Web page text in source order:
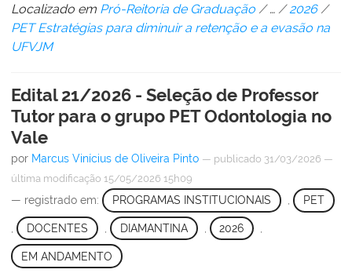
Localizado em Pró-Reitoria de Graduação /… /2026 /
PET Estratégias para diminuir a retenção e a evasão na
UFVJM
Edital 21/2026 - Seleção de Professor
Tutor para o grupo PET Odontologia no
Vale
por Marcus Vinícius de Oliveira Pinto — publicado 31/03/2026 —
última modificação 15/05/2026 15h09
— registrado em: PROGRAMAS INSTITUCIONAIS , PET
DOCENTES DIAMANTINA 2026
EM ANDAMENTO